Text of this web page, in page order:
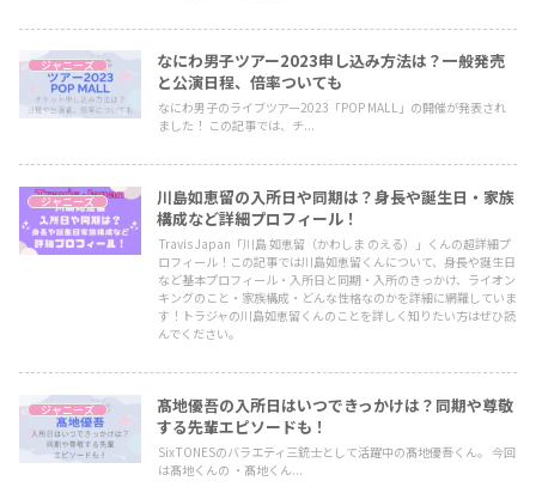
ジャニーズ
なにわ男子ツアー2023申し込み方法は？一般発売
と公演日程、倍率ついても
なにわ男子のライブツアー2023「POP MALL」の開催が発表され
ました！ この記事では、チ...
ジャニーズ
川島如恵留の入所日や同期は？身長や誕生日・家族
構成など詳細プロフィール！
Travis Japan「川島 如恵留（かわしま のえる）」くんの超詳細プ
ロフィール！この記事では川島如恵留くんについて、身長や誕生日
など基本プロフィール・入所日と同期・入所のきっかけ、ライオン
キングのこと・家族構成・どんな性格なのかを詳細に網羅していま
す！トラジャの川島如恵留くんのことを詳しく知りたい方はぜひ読
んでください。
ジャニーズ
髙地優吾の入所日はいつできっかけは？同期や尊敬
する先輩エピソードも！
SixTONESのバラエティ三銃士として活躍中の髙地優吾くん。 今回
は髙地くんの ・髙地くん...